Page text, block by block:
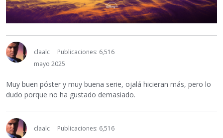
claalc
Publicaciones: 6,516
mayo 2025
Muy buen póster y muy buena serie, ojalá hicieran más, pero lo
dudo porque no ha gustado demasiado.
claalc
Publicaciones: 6,516